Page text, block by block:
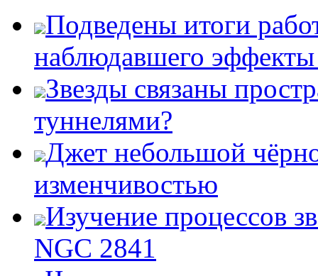
Подведены итоги
наблюдавшего
Звезды связаны
туннелями?
Джет небольшой
изменчивостью
Изучение процессов
NGC 2841